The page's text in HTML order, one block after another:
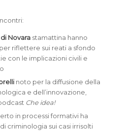
Novarastamattina hanno
riflettere sui reati a sfondo
con le implicazioni civili e
noto per la diffusione della
e dell’innovazione,
Che idea!
in processi formativi ha
criminologia sui casi irrisolti